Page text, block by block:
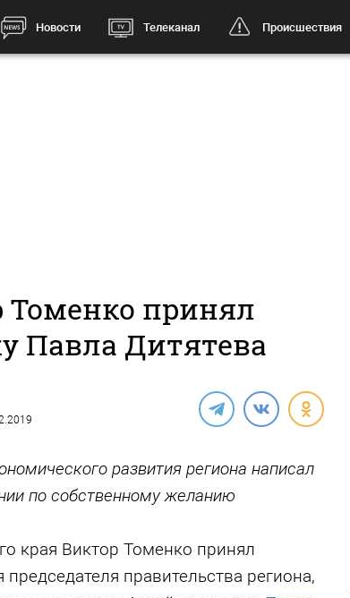
Новости Телеканал Происшествия
Томенко принял
Павла Дитятева
развития региона написал
по собственному желанию
края Виктор Томенко принял
председателя правительства региона,